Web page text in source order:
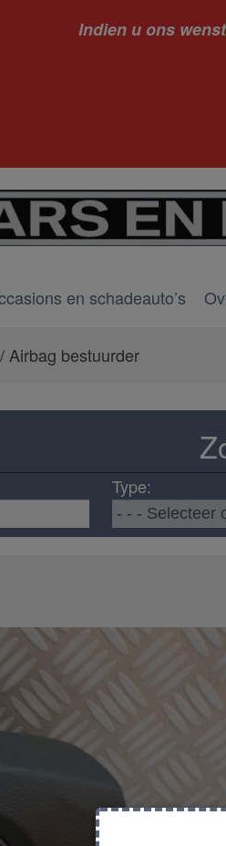
Indien u ons
en schadeauto’s
/ Airbag bestuurder
Type: